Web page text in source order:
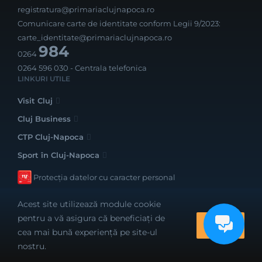
registratura@primariaclujnapoca.ro
Comunicare carte de identitate conform Legii 9/2023:
carte_identitate@primariaclujnapoca.ro
0264984
0264 596 030 - Centrala telefonica
LINKURI UTILE
Visit Cluj
Cluj Business
CTP Cluj-Napoca
Sport în Cluj-Napoca
Protecția datelor cu caracter personal
Realizat cu bune intenții de către
Acest site utilizează module cookie
pentru a vă asigura că beneficiați de
cea mai bună experiență pe site-ul
nostru.
OK